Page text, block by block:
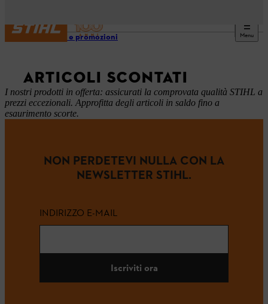
Menu
Offerte e promozioni
ARTICOLI SCONTATI
I nostri prodotti in offerta: assicurati la comprovata qualità STIHL a
prezzi eccezionali. Approfitta degli articoli in saldo fino a
esaurimento scorte.
NON PERDETEVI NULLA CON LA
NEWSLETTER STIHL.
INDIRIZZO E-MAIL
Iscriviti ora